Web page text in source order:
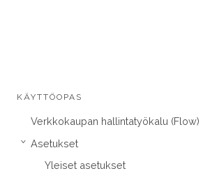
KÄYTTÖOPAS
Verkkokaupan hallintatyökalu (Flow)
› Asetukset
Yleiset asetukset